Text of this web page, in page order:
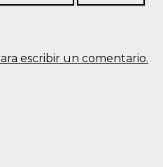
escribir un comentario.